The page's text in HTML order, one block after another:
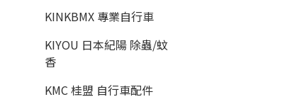
KINKBMX 專業自行車
KIYOU 日本紀陽 除蟲/蚊
香
KMC 桂盟 自行車配件